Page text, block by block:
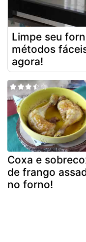
Limpe seu
métodos
agora!
Coxa e
de frango
no forno!